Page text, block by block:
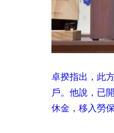
卓揆指出，此
戶。他說，已
休金，移入勞